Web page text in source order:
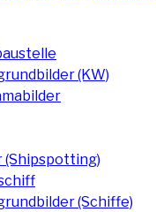
(KW)
(Shipspotting)
(Schiffe)